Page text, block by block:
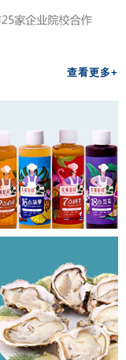
查看更多+